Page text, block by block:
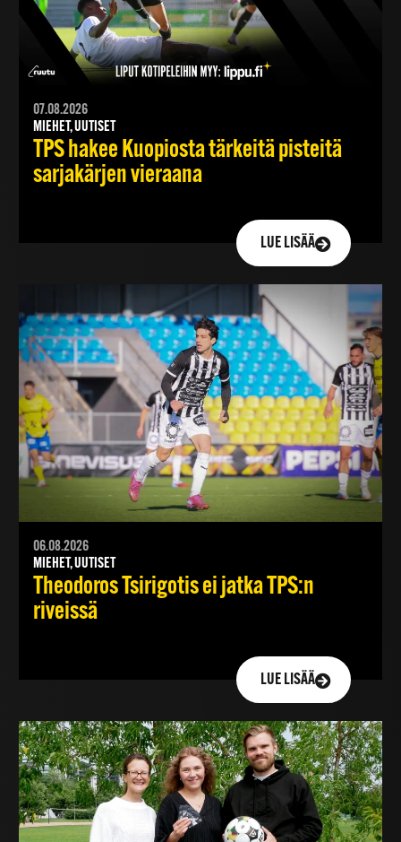
07.08.2026
MIEHET, UUTISET
TPS hakee Kuopiosta tärkeitä pisteitä
sarjakärjen vieraana
LUE LISÄÄ
06.08.2026
MIEHET, UUTISET
Theodoros Tsirigotis ei jatka TPS:n
riveissä
LUE LISÄÄ